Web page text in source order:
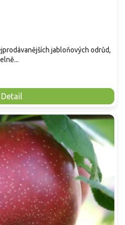
Detail
jabloňových odrůd,